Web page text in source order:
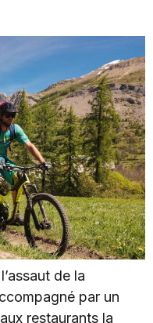
de la
par un
restaurants la